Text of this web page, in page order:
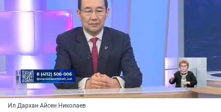
Ил Дархан Айсен Николаев